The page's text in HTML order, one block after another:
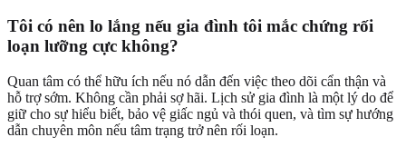
Tôi có nên lo lắng nếu gia đình tôi mắc chứng rối
loạn lưỡng cực không?
Quan tâm có thể hữu ích nếu nó dẫn đến việc theo dõi cẩn thận và
hỗ trợ sớm. Không cần phải sợ hãi. Lịch sử gia đình là một lý do để
giữ cho sự hiểu biết, bảo vệ giấc ngủ và thói quen, và tìm sự hướng
dẫn chuyên môn nếu tâm trạng trở nên rối loạn.